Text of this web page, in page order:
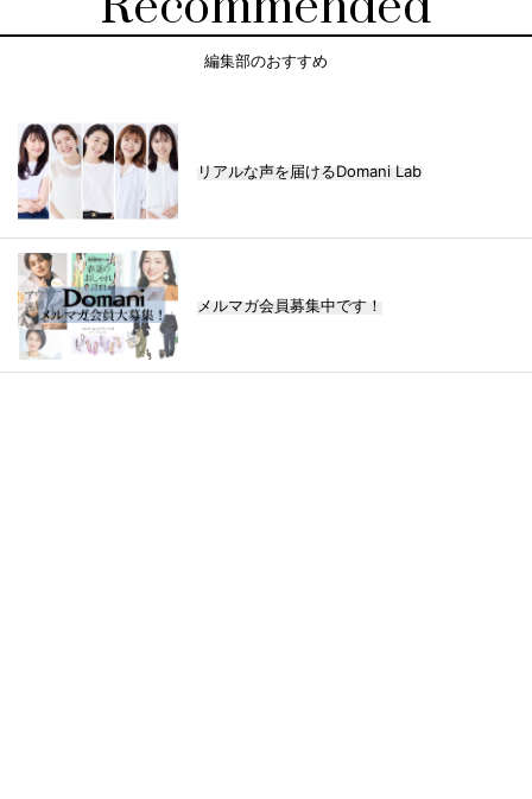
編集部のおすすめ
リアルな声を届けるDomani Lab
メルマガ会員募集中です！